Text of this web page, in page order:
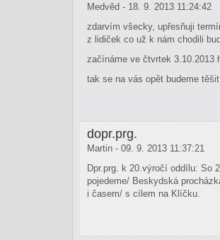
Medvěd - 18. 9. 2013 11:24:42
zdarvím všecky, upřesňuji
z lidiček co už k nám chodili
začínáme ve čtvrtek 3.10.2013
tak se na vás opět budeme
dopr.prg.
Martin - 09. 9. 2013 11:37:21
Dpr.prg. k 20.výročí oddílu: So
pojedeme/ Beskydská
i časem/ s cílem na Klíčku.